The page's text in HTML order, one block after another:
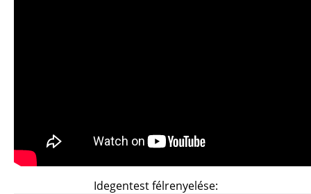
Idegentest félrenyelése: